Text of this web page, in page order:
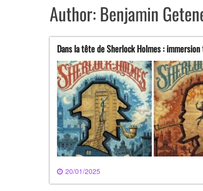
Author: Benjamin
Dans la tête de Sherlock Holmes :
20/01/2025